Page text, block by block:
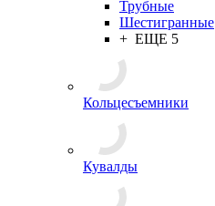
Трубные
Шестигранные
+ ЕЩЕ 5
Кольцесъемники
Кувалды